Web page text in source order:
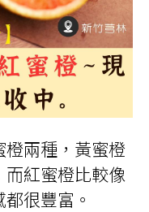
兩種，黃蜜橙
紅蜜橙比較像
很豐富。